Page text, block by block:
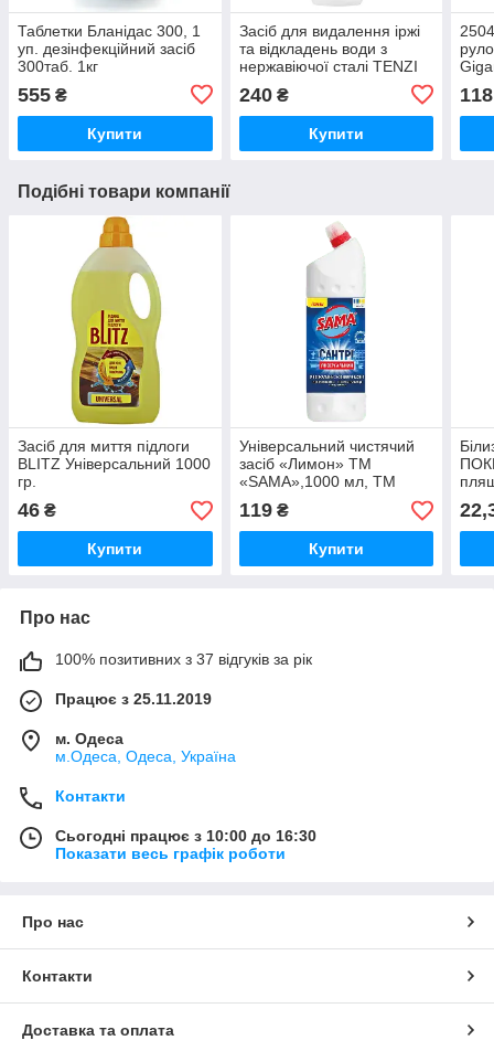
Таблетки Бланідас 300, 1
уп. дезінфекційний засіб
300таб. 1кг
555 ₴
Купити
Засіб для видалення іржі
та відкладень води з
нержавіючої сталі TENZI
240₴
Купити
118
Подібні товари компанії
Засіб для миття підлоги
BLITZ Універсальний 1000
гр.
46 ₴
Купити
Універсальний чистячий
засіб «Лимон» ТМ
«SAMA»,1000 мл, ТМ
«САНТРІ»
119₴
Купити
Про нас
100% позитивних з 37 відгуків за рік
Працює з 25.11.2019
м. Одеса
м.Одеса, Одеса, Україна
Контакти
Сьогодні працює з 10:00 до 16:30
Показати весь графік роботи
Про нас
Контакти
Доставка та оплата